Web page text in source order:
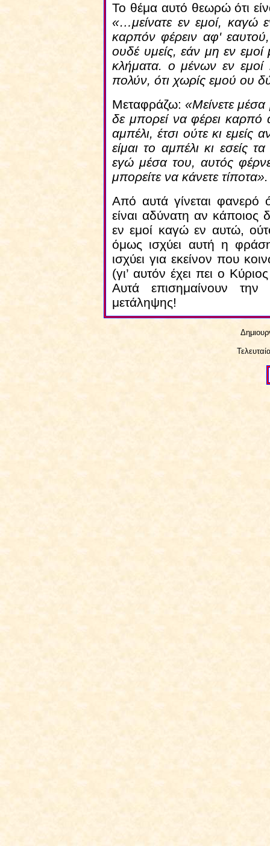
Το θέμα αυτό θεωρώ ότι
«…μείνατε εν εμοί, καγώ
καρπόν φέρειν αφ'
ουδέ υμείς, εάν μη εν εμοί
κλήματα. ο μένων εν
πολύν, ότι χωρίς εμού ου
Μεταφράζω:«Μείνετε
δε μπορεί να φέρει καρπό
αμπέλι, έτσι ούτε κι εμείς
είμαι το αμπέλι κι εσείς
εγώ μέσα του, αυτός
μπορείτε να κάνετε τίποτα».
Από αυτά γίνεται
είναι αδύνατη αν κάποιος
εν εμοί καγώ εν αυτώ,
όμως ισχύει αυτή η
ισχύει για εκείνον που
(γι’ αυτόν έχει πει ο
Αυτά επισημαίνουν την
μετάληψης!